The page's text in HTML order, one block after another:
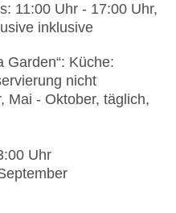
11:00 Uhr - 17:00 Uhr,
inklusive
Garden“: Küche:
nicht
Mai - Oktober, täglich,
Uhr